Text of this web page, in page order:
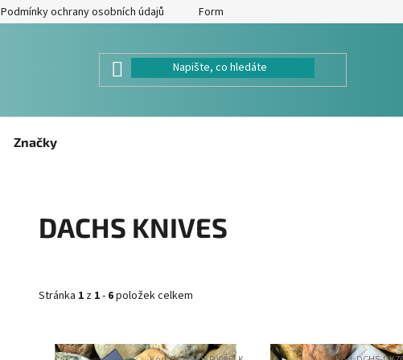
Podmínky ochrany osobních údajů Formulář pro odstoupení od kupní smlouvy
Značky
DACHS KNIVES
Stránka 1 z 1- 6položek celkem